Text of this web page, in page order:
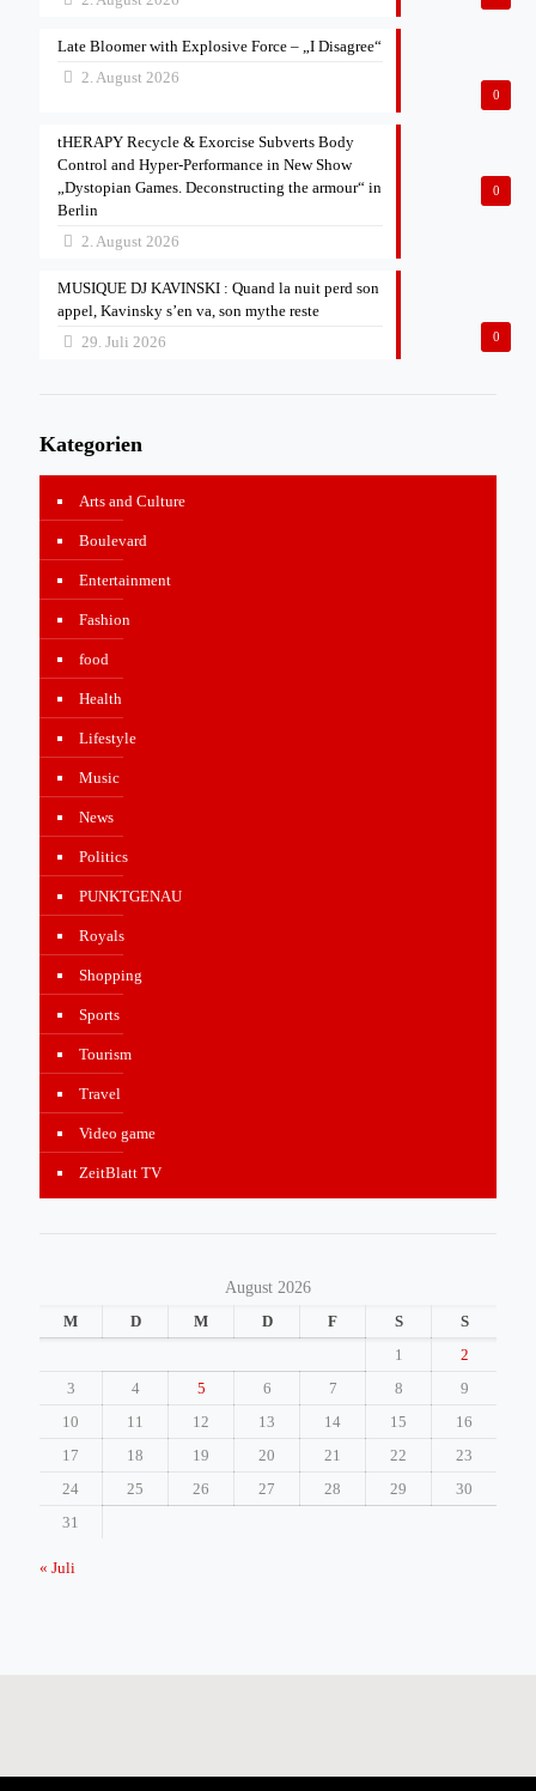
0
Late Bloomer with Explosive Force – „I Disagree“
2. August 2026
0
tHERAPY Recycle & Exorcise Subverts Body
Control and Hyper-Performance in New Show
„Dystopian Games. Deconstructing the armour“ in
Berlin
2. August 2026
0
MUSIQUE DJ KAVINSKI : Quand la nuit perd son
appel, Kavinsky s’en va, son mythe reste
29. Juli 2026
Kategorien
Arts and Culture
Boulevard
Entertainment
Fashion
food
Health
Lifestyle
Music
News
Politics
PUNKTGENAU
Royals
Shopping
Sports
Tourism
Travel
Video game
ZeitBlatt TV
August 2026
M
D M D F S
S
1
2
3
4 5 6 7 8
9
10
11 12 13 14 15
16
17
18 19 20 21 22
23
24
25 26 27 28 29
30
31
« Juli